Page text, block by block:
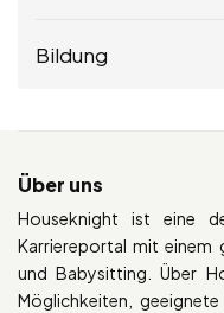
Bildung
Über uns
Houseknight ist eine
Karriereportal mit einem
und Babysitting. Über
Möglichkeiten,